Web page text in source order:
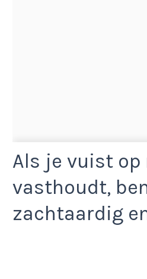
Als je vuist op
vasthoudt,
zachtaardig